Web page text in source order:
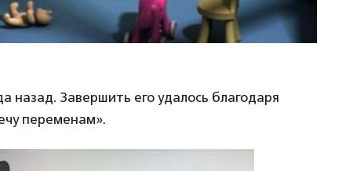
назад. Завершить его удалось благодаря
переменам».